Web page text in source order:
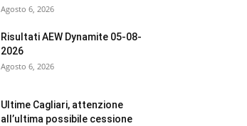
Agosto 6, 2026
Risultati AEW Dynamite 05-08-
2026
Agosto 6, 2026
Ultime Cagliari, attenzione
all’ultima possibile cessione